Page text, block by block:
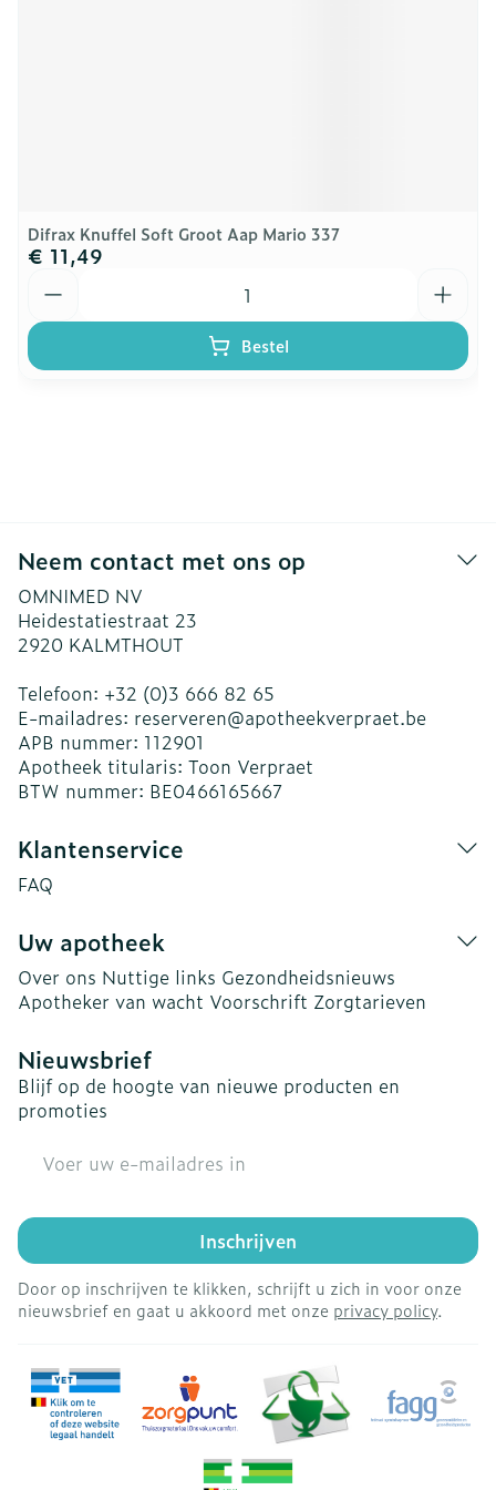
Difrax Knuffel Soft Groot Aap Mario 337
€ 11,49
Bestel
Neem contact met ons op
OMNIMED NV
Heidestatiestraat 23
2920 KALMTHOUT
Telefoon: +32 (0)3 666 82 65
E-mailadres: reserveren@apotheekverpraet.be
APB nummer: 112901
Apotheek titularis: Toon Verpraet
BTW nummer: BE0466165667
Klantenservice
FAQ
Uw apotheek
Over ons Nuttige links Gezondheidsnieuws
Apotheker van wacht Voorschrift Zorgtarieven
Nieuwsbrief
Blijf op de hoogte van nieuwe producten en
promoties
Inschrijven
Door op inschrijven te klikken, schrijft u zich in voor onze
nieuwsbrief en gaat u akkoord met onze privacy policy.